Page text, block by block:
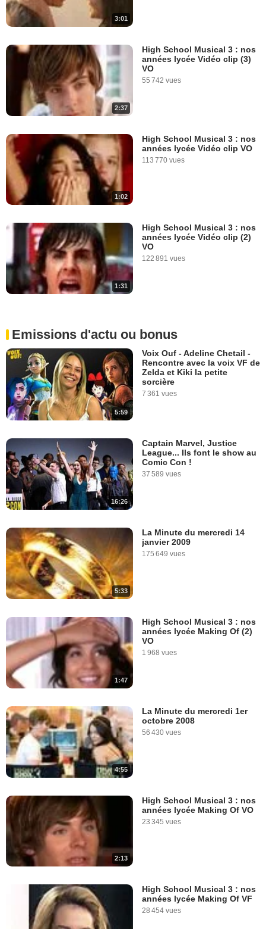
3:01
2:37
High School Musical 3 : nos
années lycée Vidéo clip (3)
VO
55 742 vues
1:02
High School Musical 3 : nos
années lycée Vidéo clip VO
113 770 vues
1:31
High School Musical 3 : nos
années lycée Vidéo clip (2)
VO
122 891 vues
Emissions d'actu ou bonus
5:59
Voix Ouf - Adeline Chetail -
Rencontre avec la voix VF de
Zelda et Kiki la petite
sorcière
7 361 vues
16:26
Captain Marvel, Justice
League... Ils font le show au
Comic Con !
37 589 vues
5:33
La Minute du mercredi 14
janvier 2009
175 649 vues
1:47
High School Musical 3 : nos
années lycée Making Of (2)
VO
1 968 vues
4:55
La Minute du mercredi 1er
octobre 2008
56 430 vues
2:13
High School Musical 3 : nos
années lycée Making Of VO
23 345 vues
High School Musical 3 : nos
années lycée Making Of VF
28 454 vues